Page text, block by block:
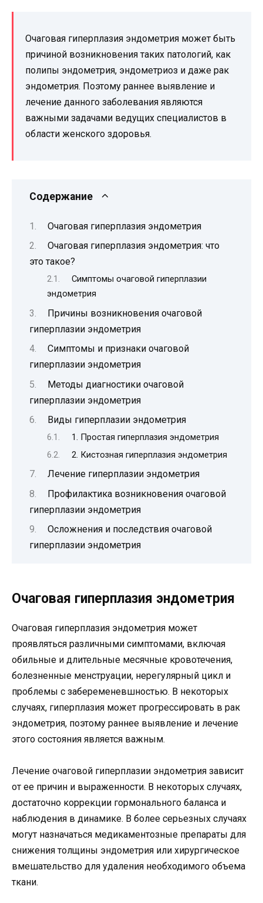
Очаговая гиперплазия эндометрия может быть
причиной возникновения таких патологий, как
полипы эндометрия, эндометриоз и даже рак
эндометрия. Поэтому раннее выявление и
лечение данного заболевания являются
важными задачами ведущих специалистов в
области женского здоровья.
Содержание
Очаговая гиперплазия эндометрия
Очаговая гиперплазия эндометрия: что
это такое?
Симптомы очаговой гиперплазии
эндометрия
Причины возникновения очаговой
гиперплазии эндометрия
Симптомы и признаки очаговой
гиперплазии эндометрия
Методы диагностики очаговой
гиперплазии эндометрия
Виды гиперплазии эндометрия
1. Простая гиперплазия эндометрия
2. Кистозная гиперплазия эндометрия
Лечение гиперплазии эндометрия
Профилактика возникновения очаговой
гиперплазии эндометрия
Осложнения и последствия очаговой
гиперплазии эндометрия
Очаговая гиперплазия эндометрия
Очаговая гиперплазия эндометрия может
проявляться различными симптомами, включая
обильные и длительные месячные кровотечения,
болезненные менструации, нерегулярный цикл и
проблемы с забеременевшностью. В некоторых
случаях, гиперплазия может прогрессировать в рак
эндометрия, поэтому раннее выявление и лечение
этого состояния является важным.
Лечение очаговой гиперплазии эндометрия зависит
от ее причин и выраженности. В некоторых случаях,
достаточно коррекции гормонального баланса и
наблюдения в динамике. В более серьезных случаях
могут назначаться медикаментозные препараты для
снижения толщины эндометрия или хирургическое
вмешательство для удаления необходимого объема
ткани.